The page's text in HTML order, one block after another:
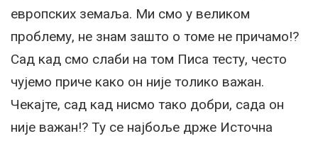
европских земаља. Ми смо у великом
проблему, не знам зашто о томе не причамо!?
Сад кад смо слаби на том Писа тесту, често
чујемо приче како он није толико важан.
Чекајте, сад кад нисмо тако добри, сада он
није важан!? Ту се најбоље држе Источна